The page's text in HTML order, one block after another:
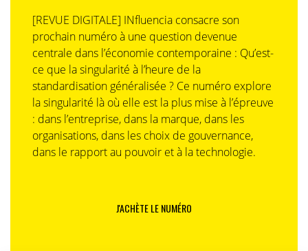
[REVUE DIGITALE] INfluencia consacre son
prochain numéro à une question devenue
centrale dans l’économie contemporaine : Qu’est-
ce que la singularité à l’heure de la
standardisation généralisée ? Ce numéro explore
la singularité là où elle est la plus mise à l’épreuve
: dans l’entreprise, dans la marque, dans les
organisations, dans les choix de gouvernance,
dans le rapport au pouvoir et à la technologie.
J'ACHÈTE LE NUMÉRO